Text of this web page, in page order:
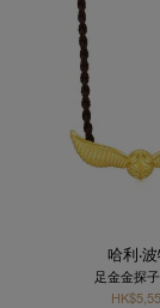
哈利‧
足金金探